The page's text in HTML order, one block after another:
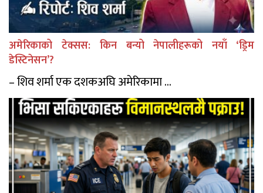
अमेरिकाको टेक्सस: किन बन्यो नेपालीहरूको नयाँ ‘ड्रिम
डेस्टिनेसन’?
– शिव शर्मा एक दशकअघि अमेरिकामा ...